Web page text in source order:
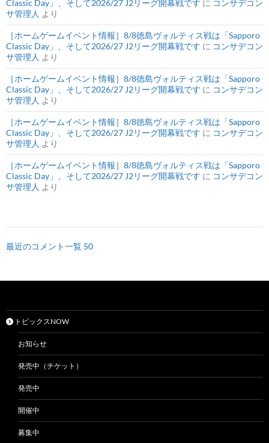
Classic Day」、そして2026/27 J2リーグ開幕戦です に コンサデコン
サ管理人 より
［ホームゲームイベント情報］8/8徳島ヴォルティス戦は「Sapporo
Classic Day」、そして2026/27 J2リーグ開幕戦です に コンサデコン
サ管理人 より
［ホームゲームイベント情報］8/8徳島ヴォルティス戦は「Sapporo
Classic Day」、そして2026/27 J2リーグ開幕戦です に コンサデコン
サ管理人 より
［ホームゲームイベント情報］8/8徳島ヴォルティス戦は「Sapporo
Classic Day」、そして2026/27 J2リーグ開幕戦です に コンサデコン
サ管理人 より
［ホームゲームイベント情報］8/8徳島ヴォルティス戦は「Sapporo
Classic Day」、そして2026/27 J2リーグ開幕戦です に コンサデコン
サ管理人 より
最近のコメント一覧 50
トピックスNOW
お知らせ
発売中（チケット）
発売中
開催中
募集中